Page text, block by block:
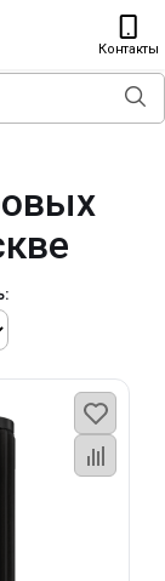
Контакты